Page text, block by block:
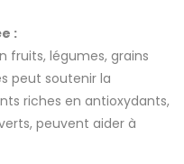
:
fruits, légumes, grains
peut soutenir la
riches en antioxydants,
peuvent aider à